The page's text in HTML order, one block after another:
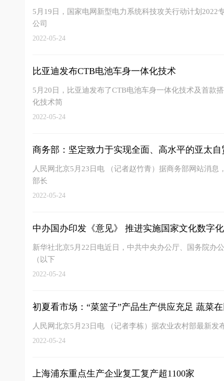
5月19日，国家电网新型电力系统科技攻关行动计划
公司
2022-05-24
比亚迪发布CTB电池车身一体化技术
5月20日，比亚迪发布了CTB电池车身一体化技术及首款
化技术简
2022-05-24
商务部：坚定致力于实现全面、高水平的亚太自
人民网北京5月23日电 （记者赵竹青）据商务部网站消
部长
2022-05-24
中办国办印发《意见》 推进实施国家文化数字
新华社北京5月22日电近日，中共中央办公厅、国务院办
（以下
2022-05-24
初夏看市场：“菜篮子”产品生产供应充足 蔬菜
人民网北京5月23日电 （记者李栋）据农业农村部最新
2022-05-24
上海浦东重点生产企业复工复产超1100家